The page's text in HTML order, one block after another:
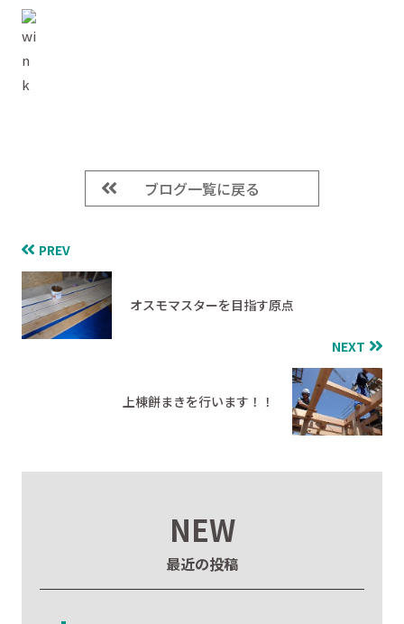
ブログ一覧に戻る
PREV
オスモマスターを目指す原点
NEXT
上棟餅まきを行います！！
NEW
最近の投稿